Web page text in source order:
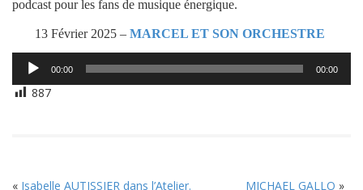
podcast pour les fans de musique énergique.
13 Février 2025 – MARCEL ET SON ORCHESTRE
Lecteur
audio
00:00 00:00
887
« Isabelle AUTISSIER dans l’Atelier. MICHAEL GALLO »